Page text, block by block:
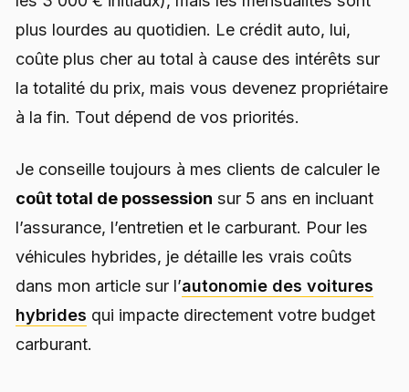
plus lourdes au quotidien. Le crédit auto, lui,
coûte plus cher au total à cause des intérêts sur
la totalité du prix, mais vous devenez propriétaire
à la fin. Tout dépend de vos priorités.
Je conseille toujours à mes clients de calculer le
coût total de possession sur 5 ans en incluant
l’assurance, l’entretien et le carburant. Pour les
véhicules hybrides, je détaille les vrais coûts
dans mon article sur l’autonomie des voitures
hybrides qui impacte directement votre budget
carburant.